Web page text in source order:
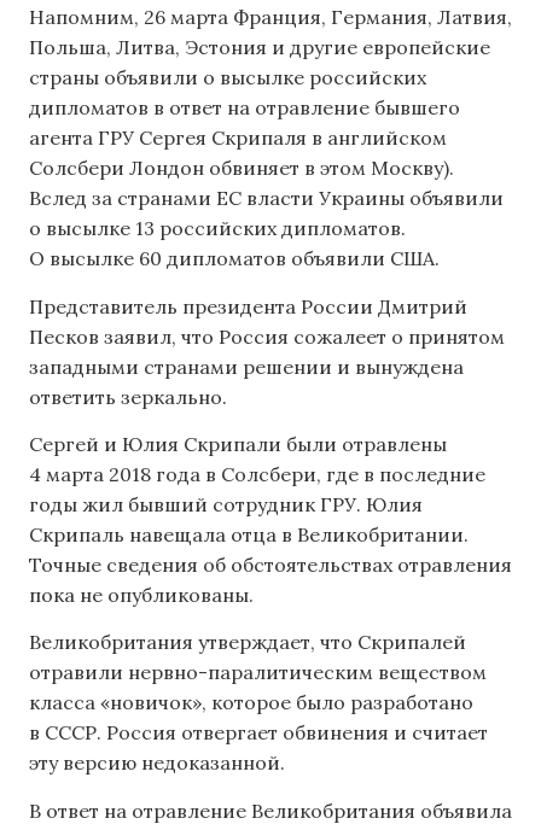
Напомним, 26 марта Франция, Германия, Латвия,
Польша, Литва, Эстония и другие европейские
страны объявили о высылке российских
дипломатов в ответ на отравление бывшего
агента ГРУ Сергея Скрипаля в английском
Солсбери Лондон обвиняет в этом Москву).
Вслед за странами ЕС власти Украины объявили
о высылке 13 российских дипломатов.
О высылке 60 дипломатов объявили США.
Представитель президента России Дмитрий
Песков заявил, что Россия сожалеет о принятом
западными странами решении и вынуждена
ответить зеркально.
Сергей и Юлия Скрипали были отравлены
4 марта 2018 года в Солсбери, где в последние
годы жил бывший сотрудник ГРУ. Юлия
Скрипаль навещала отца в Великобритании.
Точные сведения об обстоятельствах отравления
пока не опубликованы.
Великобритания утверждает, что Скрипалей
отравили нервно-паралитическим веществом
класса «новичок», которое было разработано
в СССР. Россия отвергает обвинения и считает
эту версию недоказанной.
В ответ на отравление Великобритания объявила